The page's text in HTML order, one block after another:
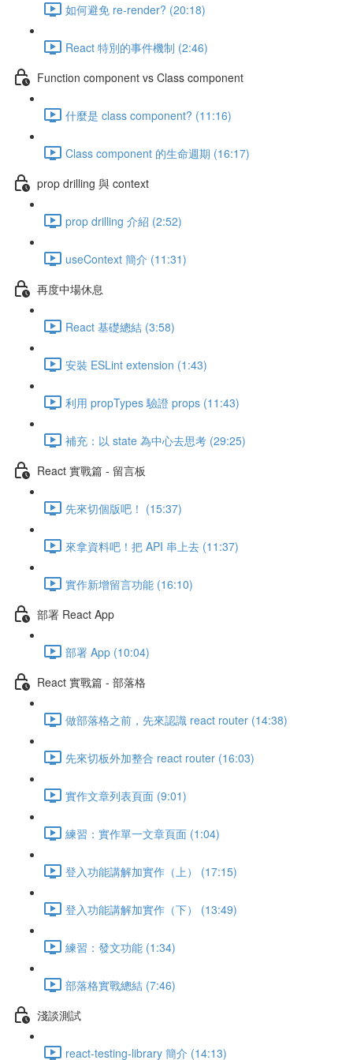
如何避免 re-render? (20:18)
React 特別的事件機制 (2:46)
Function component vs Class component
什麼是 class component? (11:16)
Class component 的生命週期 (16:17)
prop drilling 與 context
prop drilling 介紹 (2:52)
useContext 簡介 (11:31)
再度中場休息
React 基礎總結 (3:58)
安裝 ESLint extension (1:43)
利用 propTypes 驗證 props (11:43)
補充：以 state 為中心去思考 (29:25)
React 實戰篇 - 留言板
先來切個版吧！ (15:37)
來拿資料吧！把 API 串上去 (11:37)
實作新增留言功能 (16:10)
部署 React App
部署 App (10:04)
React 實戰篇 - 部落格
做部落格之前，先來認識 react router (14:38)
先來切板外加整合 react router (16:03)
實作文章列表頁面 (9:01)
練習：實作單一文章頁面 (1:04)
登入功能講解加實作（上） (17:15)
登入功能講解加實作（下） (13:49)
練習：發文功能 (1:34)
部落格實戰總結 (7:46)
淺談測試
react-testing-library 簡介 (14:13)